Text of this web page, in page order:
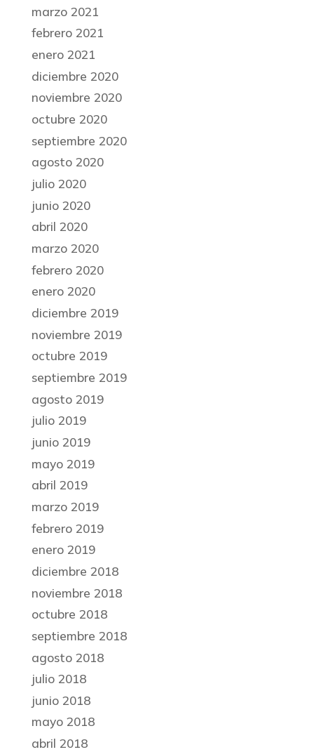
marzo 2021
febrero 2021
enero 2021
diciembre 2020
noviembre 2020
octubre 2020
septiembre 2020
agosto 2020
julio 2020
junio 2020
abril 2020
marzo 2020
febrero 2020
enero 2020
diciembre 2019
noviembre 2019
octubre 2019
septiembre 2019
agosto 2019
julio 2019
junio 2019
mayo 2019
abril 2019
marzo 2019
febrero 2019
enero 2019
diciembre 2018
noviembre 2018
octubre 2018
septiembre 2018
agosto 2018
julio 2018
junio 2018
mayo 2018
abril 2018